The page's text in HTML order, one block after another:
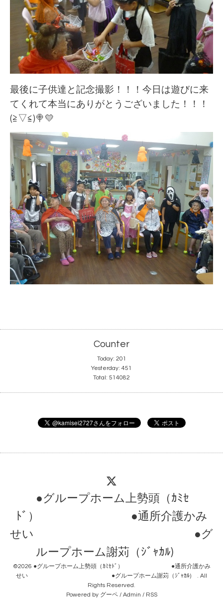
最後に子供達と記念撮影！！！今日は遊びに来
てくれて本当にありがとうございました！！！
(≧▽≦)🍭💛
Counter
Today: 201
Yesterday: 451
Total: 514082
●グループホーム上勢頭（ｶﾐｾ
ﾄﾞ） ●通所介護かみ
せい ●グ
ループホーム謝苅（ｼﾞｬｶﾙ)
©2026 ●グループホーム上勢頭（ｶﾐｾﾄﾞ） ●通所介護かみ
せい ●グループホーム謝苅（ｼﾞｬｶﾙ) . All
Rights Reserved.
Powered by グーペ/ Admin / RSS